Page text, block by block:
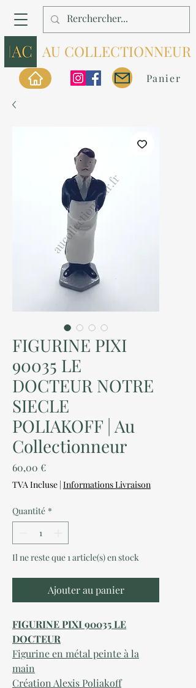
AU COLLECTIONNEUR
Panier
FIGURINE PIXI
90035 LE
DOCTEUR NOTRE
SIECLE
POLIAKOFF | Au
Collectionneur
60,00 €Prix
TVA Incluse | Informations Livraison
Quantité *
Il ne reste que 1 article(s) en stock
Ajouter au panier
FIGURINE PIXI 90035 LE
DOCTEUR
Figurine en métal peinte à la
main
Création Alexis Poliakoff